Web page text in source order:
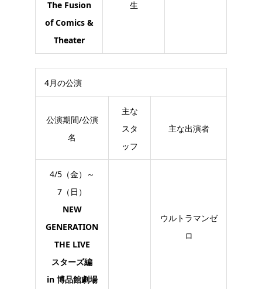
The Fusion
of Comics &
Theater
生
4月の公演
公演期間/公演
名
主な
スタ
ッフ
主な出演者
4/5（金）～
7（日）
NEW
GENERATION
THE LIVE
スターズ編
in 博品館劇場
ウルトラマンゼ
ロ